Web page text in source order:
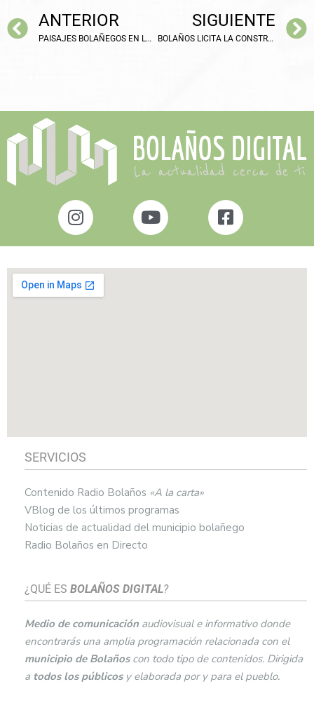
ANTERIOR
PAISAJES BOLAÑEGOS EN LA EXPOSICIÓN DE Mª NIEVES RUIZ DE TORO
SIGUIENTE
BOLAÑOS LICITA LA CONSTRUCCIÓN DE LA NUEVA RESIDENCIA DE MAYORES
SERVICIOS
Contenido Radio Bolaños «A la carta»
VBlog de los últimos programas
Noticias de actualidad del municipio bolañego
Radio Bolaños en Directo
¿QUÉ ES BOLAÑOS DIGITAL?
Medio de comunicación audiovisual e informativo donde
encontrarás una amplia programación relacionada con el
municipio de Bolaños con todo tipo de contenidos. Dirigida
a todos los públicosy elaborada por y para el pueblo.